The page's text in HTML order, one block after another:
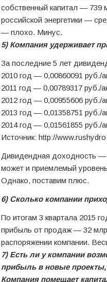
собственный капитал — 739
российской энергетики —
— плохо. Минус.
5) Компания удерживает
За последние 5 лет
2010 год — 0,00860091 руб./
2011 год — 0,00789317 руб./
2012 год — 0,00955606 руб./
2013 год — 0,01358751 руб./
2014 год — 0,01561855 руб./
Источник: http://
Дивидендная доходность
может и приемлемый
Однако, поставим плюс.
6) Сколько компании
По итогам 3 квартала 2015
прибыль от продаж — 32
распоряжении компании.
7) Есть ли у компании
прибыль в новые проекты,
Компания помещает